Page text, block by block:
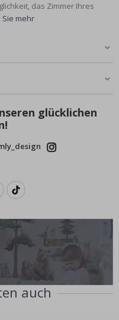
das Zimmer Ihres
Sie mehr
glücklichen
auch